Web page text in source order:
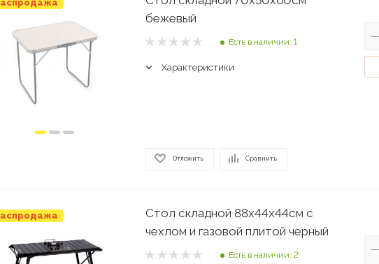
бежевый
Есть в наличии: 1
Характеристики
Отложить Сравнить
Стол складной 88х44х44см с
чехлом и газовой плитой черный
Есть в наличии: 2